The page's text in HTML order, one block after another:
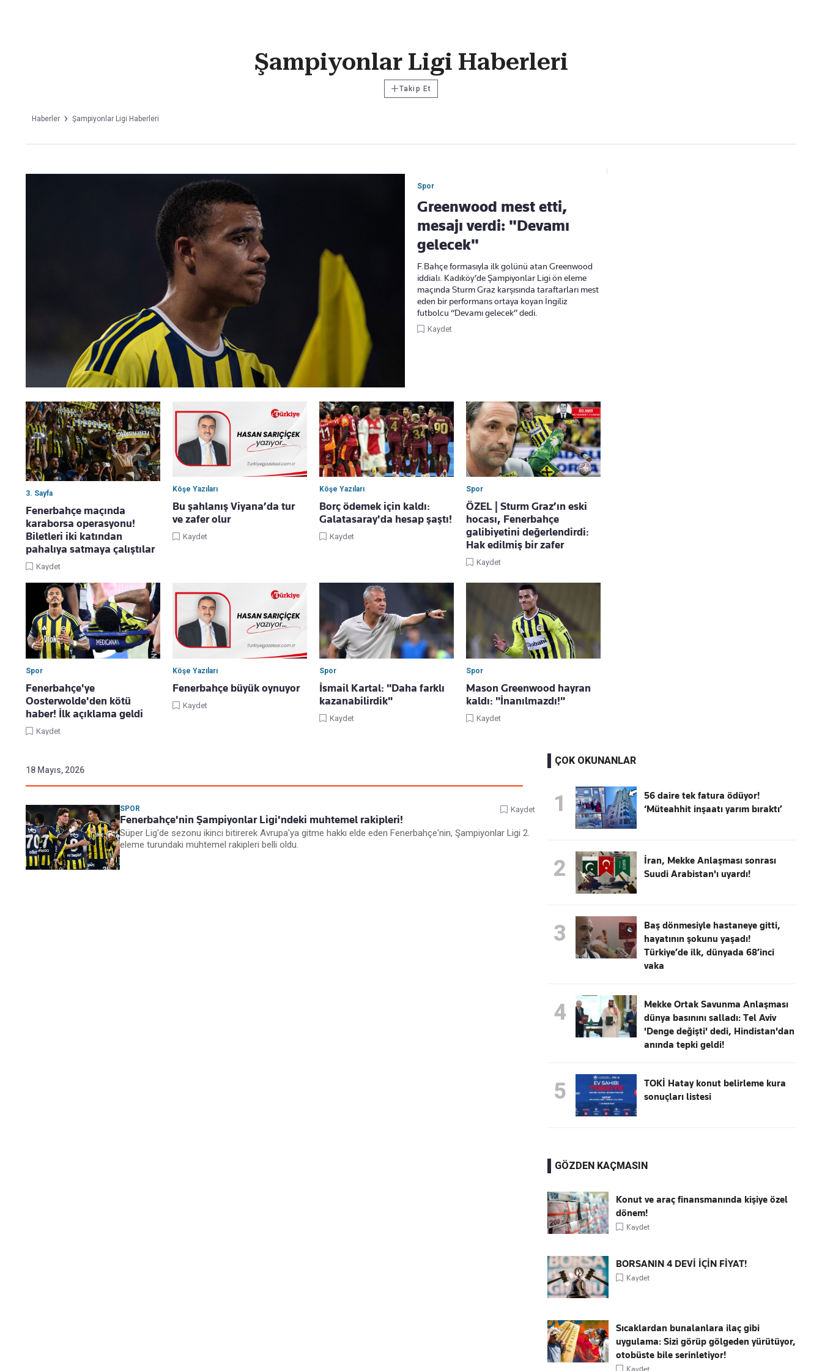
Editör masamıza bilgi ve materyal göndermek için tıklayın Ücretsiz üye olun, gündemi şekillendiren gelişmeleri önce siz duyun
Şampiyonlar Ligi Haberleri
+Takip Et
Haberler Şampiyonlar Ligi Haberleri
Spor
Greenwood mest etti,
mesajı verdi: "Devamı
gelecek"
F.Bahçe formasıyla ilk golünü atan Greenwood
iddialı. Kadıköy’de Şampiyonlar Ligi ön eleme
maçında Sturm Graz karşısında taraftarları mest
eden bir performans ortaya koyan İngiliz
futbolcu “Devamı gelecek” dedi.
Kaydet
3. Sayfa
Fenerbahçe maçında
karaborsa operasyonu!
Biletleri iki katından
pahalıya satmaya çalıştılar
Kaydet
Köşe Yazıları
Bu şahlanış Viyana’da tur
ve zafer olur
Kaydet
Köşe Yazıları
Borç ödemek için kaldı:
Galatasaray'da hesap şaştı!
Kaydet
Spor
ÖZEL | Sturm Graz’ın eski
hocası, Fenerbahçe
galibiyetini değerlendirdi:
Hak edilmiş bir zafer
Kaydet
Spor
Fenerbahçe'ye
Oosterwolde'den kötü
haber! İlk açıklama geldi
Kaydet
Köşe Yazıları
Fenerbahçe büyük oynuyor
Kaydet
Spor
İsmail Kartal: "Daha farklı
kazanabilirdik"
Kaydet
Spor
Mason Greenwood hayran
kaldı: "İnanılmazdı!"
Kaydet
18 Mayıs, 2026
SPOR
Fenerbahçe'nin Şampiyonlar Ligi'ndeki muhtemel rakipleri!
Kaydet
Süper Lig'de sezonu ikinci bitirerek Avrupa'ya gitme hakkı elde eden Fenerbahçe'nin, Şampiyonlar Ligi 2.
eleme turundaki muhtemel rakipleri belli oldu.
ÇOK OKUNANLAR
1
56 daire tek fatura ödüyor!
‘Müteahhit inşaatı yarım bıraktı’
2
İran, Mekke Anlaşması sonrası
Suudi Arabistan'ı uyardı!
3
Baş dönmesiyle hastaneye gitti,
hayatının şokunu yaşadı!
Türkiye’de ilk, dünyada 68’inci
vaka
4
Mekke Ortak Savunma Anlaşması
dünya basınını salladı: Tel Aviv
'Denge değişti' dedi, Hindistan'dan
anında tepki geldi!
5
TOKİ Hatay konut belirleme kura
sonuçları listesi
GÖZDEN KAÇMASIN
Konut ve araç finansmanında kişiye özel
dönem!
Kaydet
BORSANIN 4 DEVİ İÇİN FİYAT!
Kaydet
Sıcaklardan bunalanlara ilaç gibi
uygulama: Sizi görüp gölgeden yürütüyor,
otobüste bile serinletiyor!
Kaydet